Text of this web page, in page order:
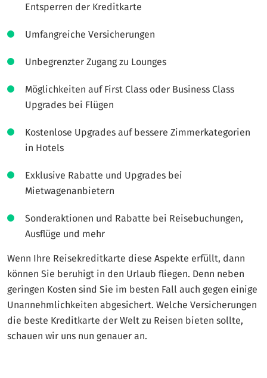
Entsperren der Kreditkarte
Umfangreiche Versicherungen
Unbegrenzter Zugang zu Lounges
Möglichkeiten auf First Class oder Business Class
Upgrades bei Flügen
Kostenlose Upgrades auf bessere Zimmerkategorien
in Hotels
Exklusive Rabatte und Upgrades bei
Mietwagenanbietern
Sonderaktionen und Rabatte bei Reisebuchungen,
Ausflüge und mehr
Wenn Ihre Reisekreditkarte diese Aspekte erfüllt, dann
können Sie beruhigt in den Urlaub fliegen. Denn neben
geringen Kosten sind Sie im besten Fall auch gegen einige
Unannehmlichkeiten abgesichert. Welche Versicherungen
die beste Kreditkarte der Welt zu Reisen bieten sollte,
schauen wir uns nun genauer an.